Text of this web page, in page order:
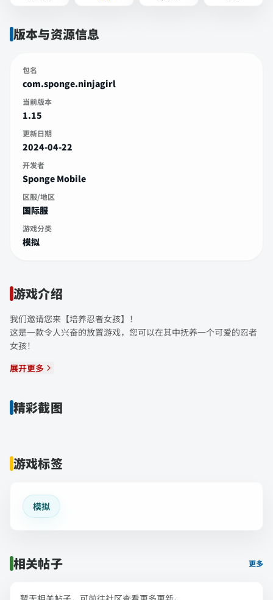
版本与资源信息
包名
com.sponge.ninjagirl
当前版本
1.15
更新日期
2024-04-22
开发者
Sponge Mobile
区服/地区
国际服
游戏分类
模拟
游戏介绍
我们邀请您来【培养忍者女孩】！
这是一款令人兴奋的放置游戏，您可以在其中抚养一个可爱的忍者
女孩！
展开更多
精彩截图
游戏标签
模拟
相关帖子 更多